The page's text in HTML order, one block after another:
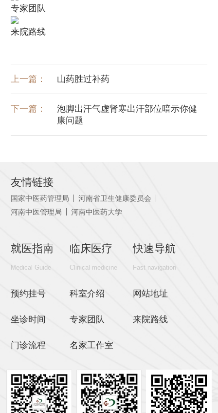
专家团队
来院路线
上一篇： 山药胜过补药
下一篇：
泡脚出汗气虚肾寒出汗部位暗示你健
康问题
友情链接
国家中医药管理局
河南省卫生健康委员会
河南中医管理局
河南中医药大学
就医指南
Medical Guide
预约挂号
坐诊时间
门诊流程
临床医疗
Clinical medicine
科室介绍
专家团队
名家工作室
快速导航
Fast navigation
网站地址
来院路线